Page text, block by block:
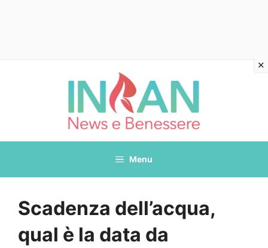
Menu
Scadenza dell’acqua,
qual è la data da